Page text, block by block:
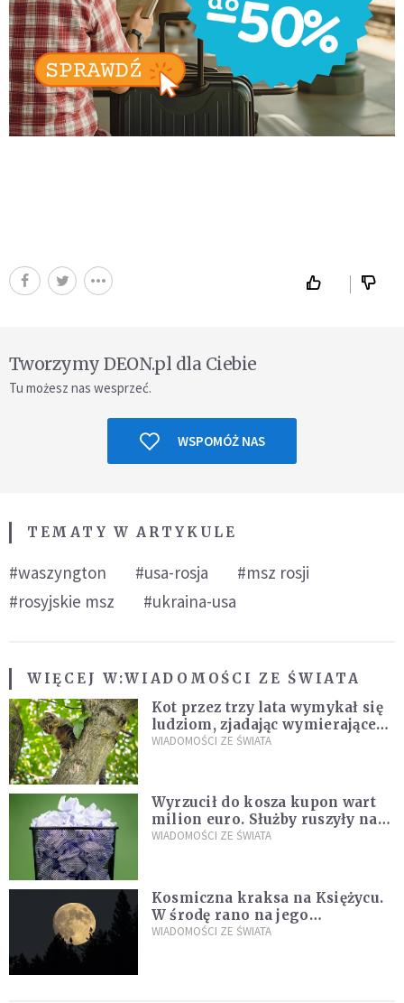
Tworzymy DEON.pl dla Ciebie
Tu możesz nas wesprzeć.
WSPOMÓŻ NAS
TEMATY W ARTYKULE
#waszyngton #usa-rosja
#msz rosji
#rosyjskie msz
#ukraina-usa
WIĘCEJ W:WIADOMOŚCI ZE ŚWIATA
Kot przez trzy lata wymykał się
ludziom, zjadając wymierające
kaczki. W końcu popełnił
WIADOMOŚCI ZE ŚWIATA
Wyrzucił do kosza kupon wart
milion euro. Służby ruszyły na
poszukiwania
WIADOMOŚCI ZE ŚWIATA
Kosmiczna kraksa na Księżycu.
W środę rano na jego
powierzchni dojdzie do
WIADOMOŚCI ZE ŚWIATA